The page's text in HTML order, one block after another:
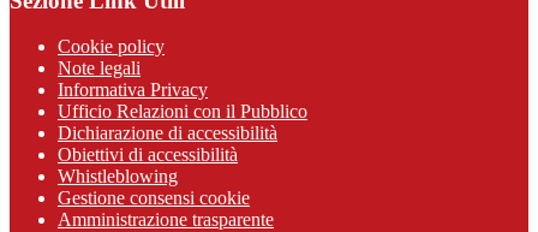
Cookie policy
Note legali
Informativa Privacy
Ufficio Relazioni con il Pubblico
Dichiarazione di accessibilità
Obiettivi di accessibilità
Whistleblowing
Gestione consensi cookie
Amministrazione trasparente